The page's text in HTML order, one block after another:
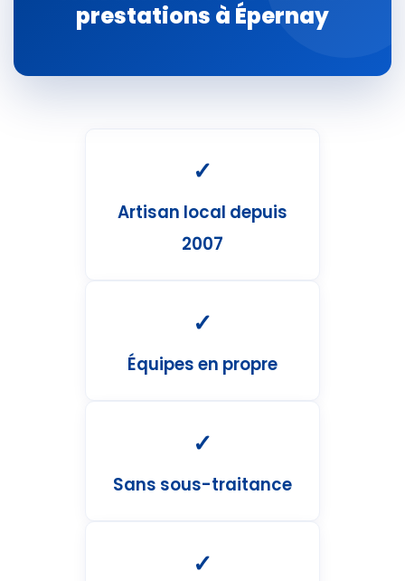
prestations à Épernay
✓
Artisan local depuis
2007
✓
Équipes en propre
✓
Sans sous-traitance
✓